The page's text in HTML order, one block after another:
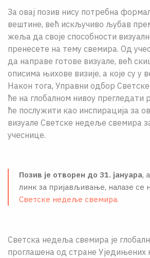
За овај позив нису потребна
вештине, већ искључиво љубав
жеља да своје способности
пренесете на тему свемира. Од
да направе готове визуале, већ
описима њихове визије, а које су у
Након тога, Управни одбор
ће на глобалном нивоу прегледати
ће послужити као инспирација за
визуале Светске недеље свемира
учеснице.
Позив је отворен до 31. јануара,
линк за пријављивање, налазе се
Светске недеље свемира.
Светска недеља свемира је
проглашена од стране Уједињених